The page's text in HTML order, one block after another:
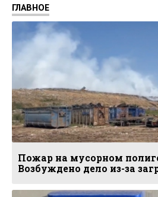
ГЛАВНОЕ
Пожар на мусорном
Возбуждено дело из-за